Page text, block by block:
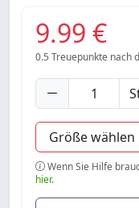
9.99 €
0.5 Treuepunkte nach
Wenn Sie Hilfe
hier.